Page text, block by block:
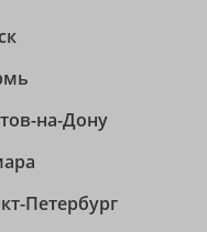
на-Дону
Петербург